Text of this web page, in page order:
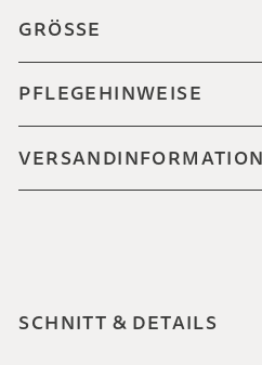
GRÖSSE
PFLEGEHINWEISE
SCHNITT & DETAILS